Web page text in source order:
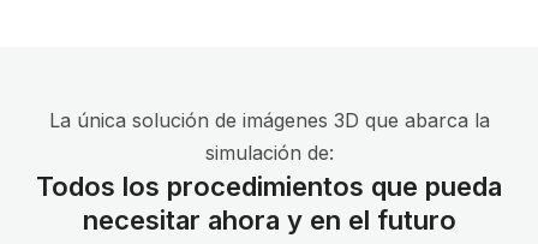
La única solución de imágenes 3D que abarca la
simulación de:
Todos los procedimientos que pueda
necesitar ahora y en el futuro